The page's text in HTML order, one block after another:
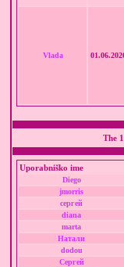
Vlada
The
Uporabniško ime
Diego
jmorris
сергей
diana
marta
Натали
dodou
Сергей